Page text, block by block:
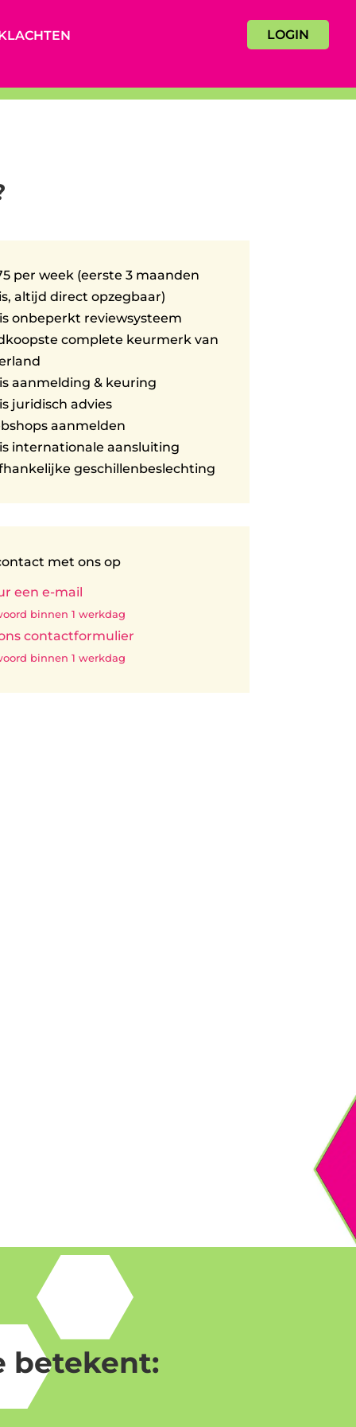
LOGIN
per week (eerste 3 maanden
altijd direct opzegbaar)
onbeperkt reviewsysteem
complete keurmerk van
aanmelding & keuring
juridisch advies
aanmelden
internationale aansluiting
geschillenbeslechting
met ons op
een e-mail
binnen 1 werkdag
contactformulier
binnen 1 werkdag
betekent: